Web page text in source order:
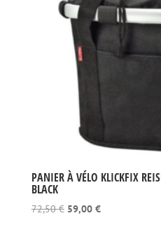
PANIER À VÉLO KLICKFIX
BLACK
72,50€ Le
59,00 €Le